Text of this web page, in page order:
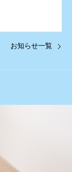
お知らせ一覧